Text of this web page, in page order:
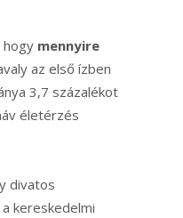
hogy mennyire
az első ízben
3,7 százalékot
életérzés
divatos
kereskedelmi